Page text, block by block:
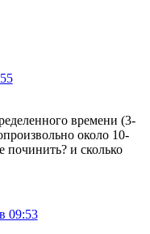
времени (3-
около 10-
починить? и сколько
09:53